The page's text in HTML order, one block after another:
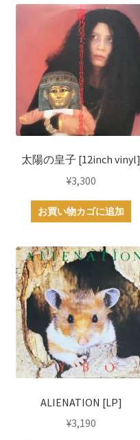
太陽の皇子 [12inch vinyl]
¥3,300
お買い物カゴに追加
ALIENATION [LP]
¥3,190